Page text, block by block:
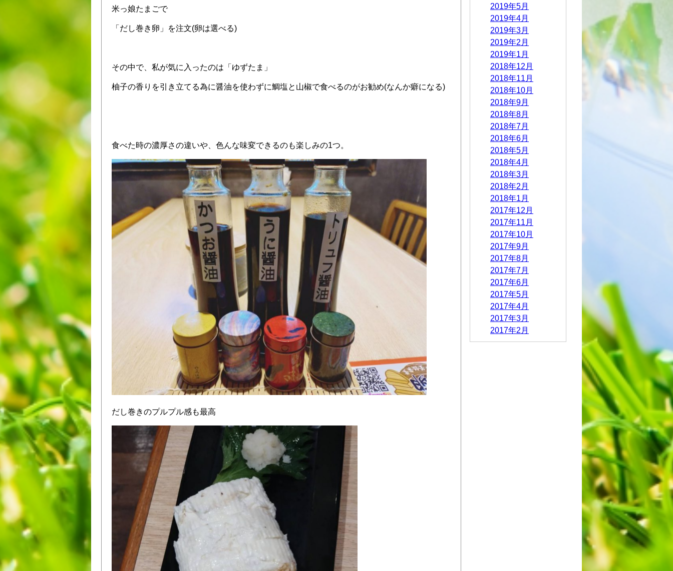
米っ娘たまごで
「だし巻き卵」を注文(卵は選べる)
その中で、私が気に入ったのは「ゆずたま」
柚子の香りを引き立てる為に醤油を使わずに鯛塩と山椒で食べるのがお勧め(なんか癖になる)
食べた時の濃厚さの違いや、色んな味変できるのも楽しみの1つ。
だし巻きのプルプル感も最高
2019年5月
2019年4月
2019年3月
2019年2月
2019年1月
2018年12月
2018年11月
2018年10月
2018年9月
2018年8月
2018年7月
2018年6月
2018年5月
2018年4月
2018年3月
2018年2月
2018年1月
2017年12月
2017年11月
2017年10月
2017年9月
2017年8月
2017年7月
2017年6月
2017年5月
2017年4月
2017年3月
2017年2月